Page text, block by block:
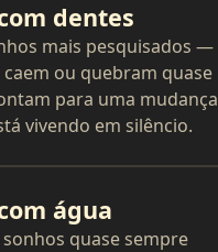
dentes
mais pesquisados —
ou quebram quase
para uma mudança
vivendo em silêncio.
água
quase sempre